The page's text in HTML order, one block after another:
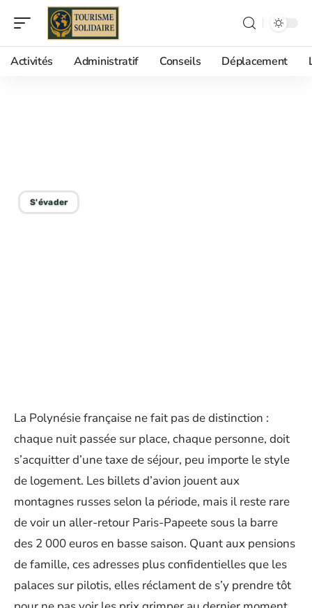
Activités Administratif Conseils Déplacement
S'évader
La Polynésie française ne fait pas de distinction :
chaque nuit passée sur place, chaque personne, doit
s’acquitter d’une taxe de séjour, peu importe le style
de logement. Les billets d’avion jouent aux
montagnes russes selon la période, mais il reste rare
de voir un aller-retour Paris-Papeete sous la barre
des 2 000 euros en basse saison. Quant aux pensions
de famille, ces adresses plus confidentielles que les
palaces sur pilotis, elles réclament de s’y prendre tôt